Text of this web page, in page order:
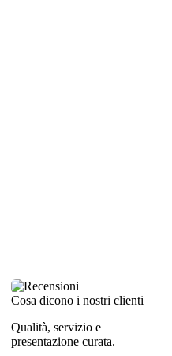
Cosa dicono i nostri clienti
Qualità, servizio e
presentazione curata.